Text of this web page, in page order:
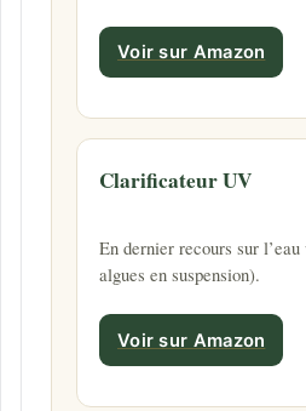
Voir sur Amazon
Clarificateur UV
En dernier recours sur
algues en suspension).
Voir sur Amazon